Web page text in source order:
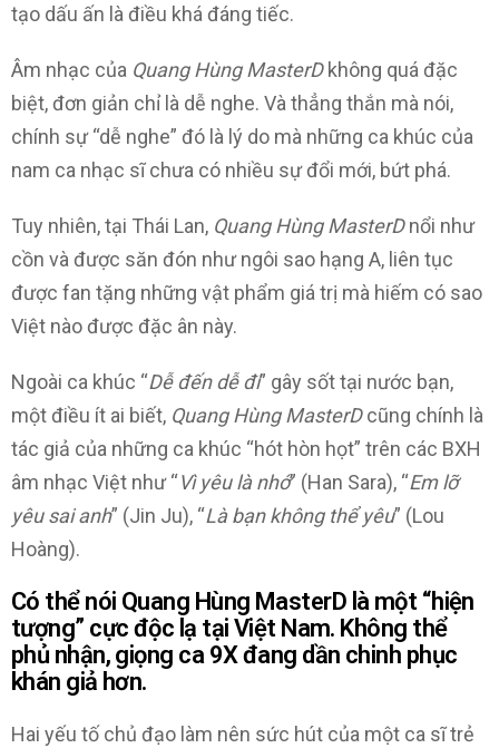
tạo dấu ấn là điều khá đáng tiếc.
Âm nhạc của Quang Hùng MasterDkhông quá đặc
biệt, đơn giản chỉ là dễ nghe. Và thẳng thắn mà nói,
chính sự “dễ nghe” đó là lý do mà những ca khúc của
nam ca nhạc sĩ chưa có nhiều sự đổi mới, bứt phá.
Tuy nhiên, tại Thái Lan, Quang Hùng MasterDnổi như
cồn và được săn đón như ngôi sao hạng A, liên tục
được fan tặng những vật phẩm giá trị mà hiếm có sao
Việt nào được đặc ân này.
Ngoài ca khúc “Dễ đến dễ đi” gây sốt tại nước bạn,
một điều ít ai biết, Quang Hùng MasterDcũng chính là
tác giả của những ca khúc “hót hòn họt” trên các BXH
âm nhạc Việt như “Vì yêu là nhớ” (Han Sara), “Em lỡ
yêu sai anh” (Jin Ju), “Là bạn không thể yêu” (Lou
Hoàng).
Có thể nói Quang Hùng MasterD là một “hiện
tượng” cực độc lạ tại Việt Nam. Không thể
phủ nhận, giọng ca 9X đang dần chinh phục
khán giả hơn.
Hai yếu tố chủ đạo làm nên sức hút của một ca sĩ trẻ